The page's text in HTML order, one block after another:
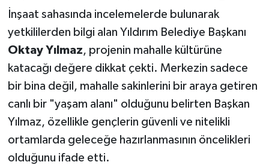
İnşaat sahasında incelemelerde bulunarak
yetkililerden bilgi alan Yıldırım Belediye Başkanı
Oktay Yılmaz, projenin mahalle kültürüne
katacağı değere dikkat çekti. Merkezin sadece
bir bina değil, mahalle sakinlerini bir araya getiren
canlı bir "yaşam alanı" olduğunu belirten Başkan
Yılmaz, özellikle gençlerin güvenli ve nitelikli
ortamlarda geleceğe hazırlanmasının öncelikleri
olduğunu ifade etti.